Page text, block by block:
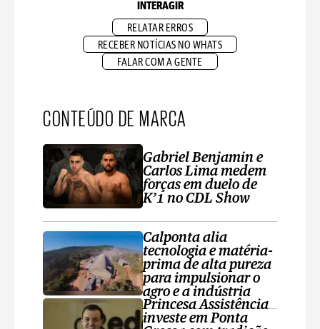
INTERAGIR
RELATAR ERROS
RECEBER NOTÍCIAS NO WHATS
FALAR COM A GENTE
CONTEÚDO DE MARCA
Gabriel Benjamin e
Carlos Lima medem
forças em duelo de
K’1 no CDL Show
Calponta alia
tecnologia e matéria-
prima de alta pureza
para impulsionar o
agro e a indústria
Princesa Assistência
investe em Ponta